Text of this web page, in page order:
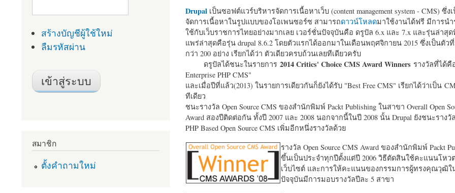
Drupalเป็นซอฟต์แวร์บริหารจัดการเนื้อหาเว็บ (content management system - CMS) ซึ่ง
จัดการเนื้อหาในรูปแบบของโอเพนซอร์ซ สามารถดาวน์โหลดมาใช้งานได้ฟรี มีการน
ใช้กับเว็บราชการไทยอย่างมากเลย เวอร์ชั่นปัจจุบันคือ ดรูปัล 6.x และ 7.x และรุ่นล่าสุด
แพร่ล่าสุดคือรุ่น drupal 8.6.2 โดยตัวแรกได้ออกมาในเดือนพฤศจิกายน 2015 ซึ่งเป็นตั
กว่า 200 อย่าง เรียกได้ว่า ตัวเดียวครบถ้วนเลยทีเดียวครับ
ดรูปัลได้ชนะในรายการ 2014 Critics' Choice CMS Award Winners รางวัลที่ได้คื
Enterprise PHP CMS"
และเมื่อปีที่แล้ว(2013) ในรายการเดียวกันก็ยังได้รับ "Best Free CMS" เรียกได้ว่าเป็น
ทีเดียว
ชนะรางวัล Open Source CMS ของสำนักพิมพ์ Packt Publishing ในสาขา Overall Open
Award สองปีติดต่อกัน ทั้งปี 2007 และ 2008 นอกจากนี้ในปี 2008 นั้น Drupal ยังชนะรางวั
PHP Based Open Source CMS เพิ่มอีกหนึ่งรางวัลด้วย
รางวัล Open Source CMS Award ของสำนักพิมพ์ Packt
ขึ้นเป็นประจำทุกปีตั้งแต่ปี 2006 วิธีตัดสินใช้คะแนนโหว
เว็บไซต์ และการให้คะแนนของกรรมการผู้ทรงคุณวุฒิใ
ปัจจุบันมีการมอบรางวัลปีละ 5 สาขา
สร้างบัญชีผู้ใช้ใหม่
ลืมรหัสผ่าน
สมาชิก
ตั้งคำถามใหม่